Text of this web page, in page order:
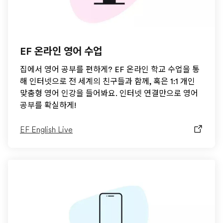
EF 온라인 영어 수업
집에서 영어 공부를 편하게? EF 온라인 학교 수업을 통
해 인터넷으로 전 세계의 친구들과 함께, 혹은 1:1 개인
맞춤형 영어 인강을 들어봐요. 인터넷 연결만으로 영어
공부를 확실하게!
EF English Live